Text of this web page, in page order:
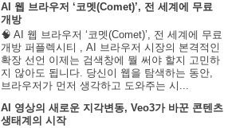
AI 웹 브라우저 ‘코멧(Comet)’, 전 세계에 무료
개방
🧠 AI 웹 브라우저 ‘코멧(Comet)’, 전 세계에 무료
개방 퍼플렉시티 , AI 브라우저 시장의 본격적인
확장 선언 이제는 검색창에 뭘 써야 할지 고민하
지 않아도 됩니다. 당신이 웹을 탐색하는 동안,
브라우저가 먼저 생각하고 도와주는 시...
AI 영상의 새로운 지각변동, Veo3가 바꾼 콘텐츠
생태계의 시작